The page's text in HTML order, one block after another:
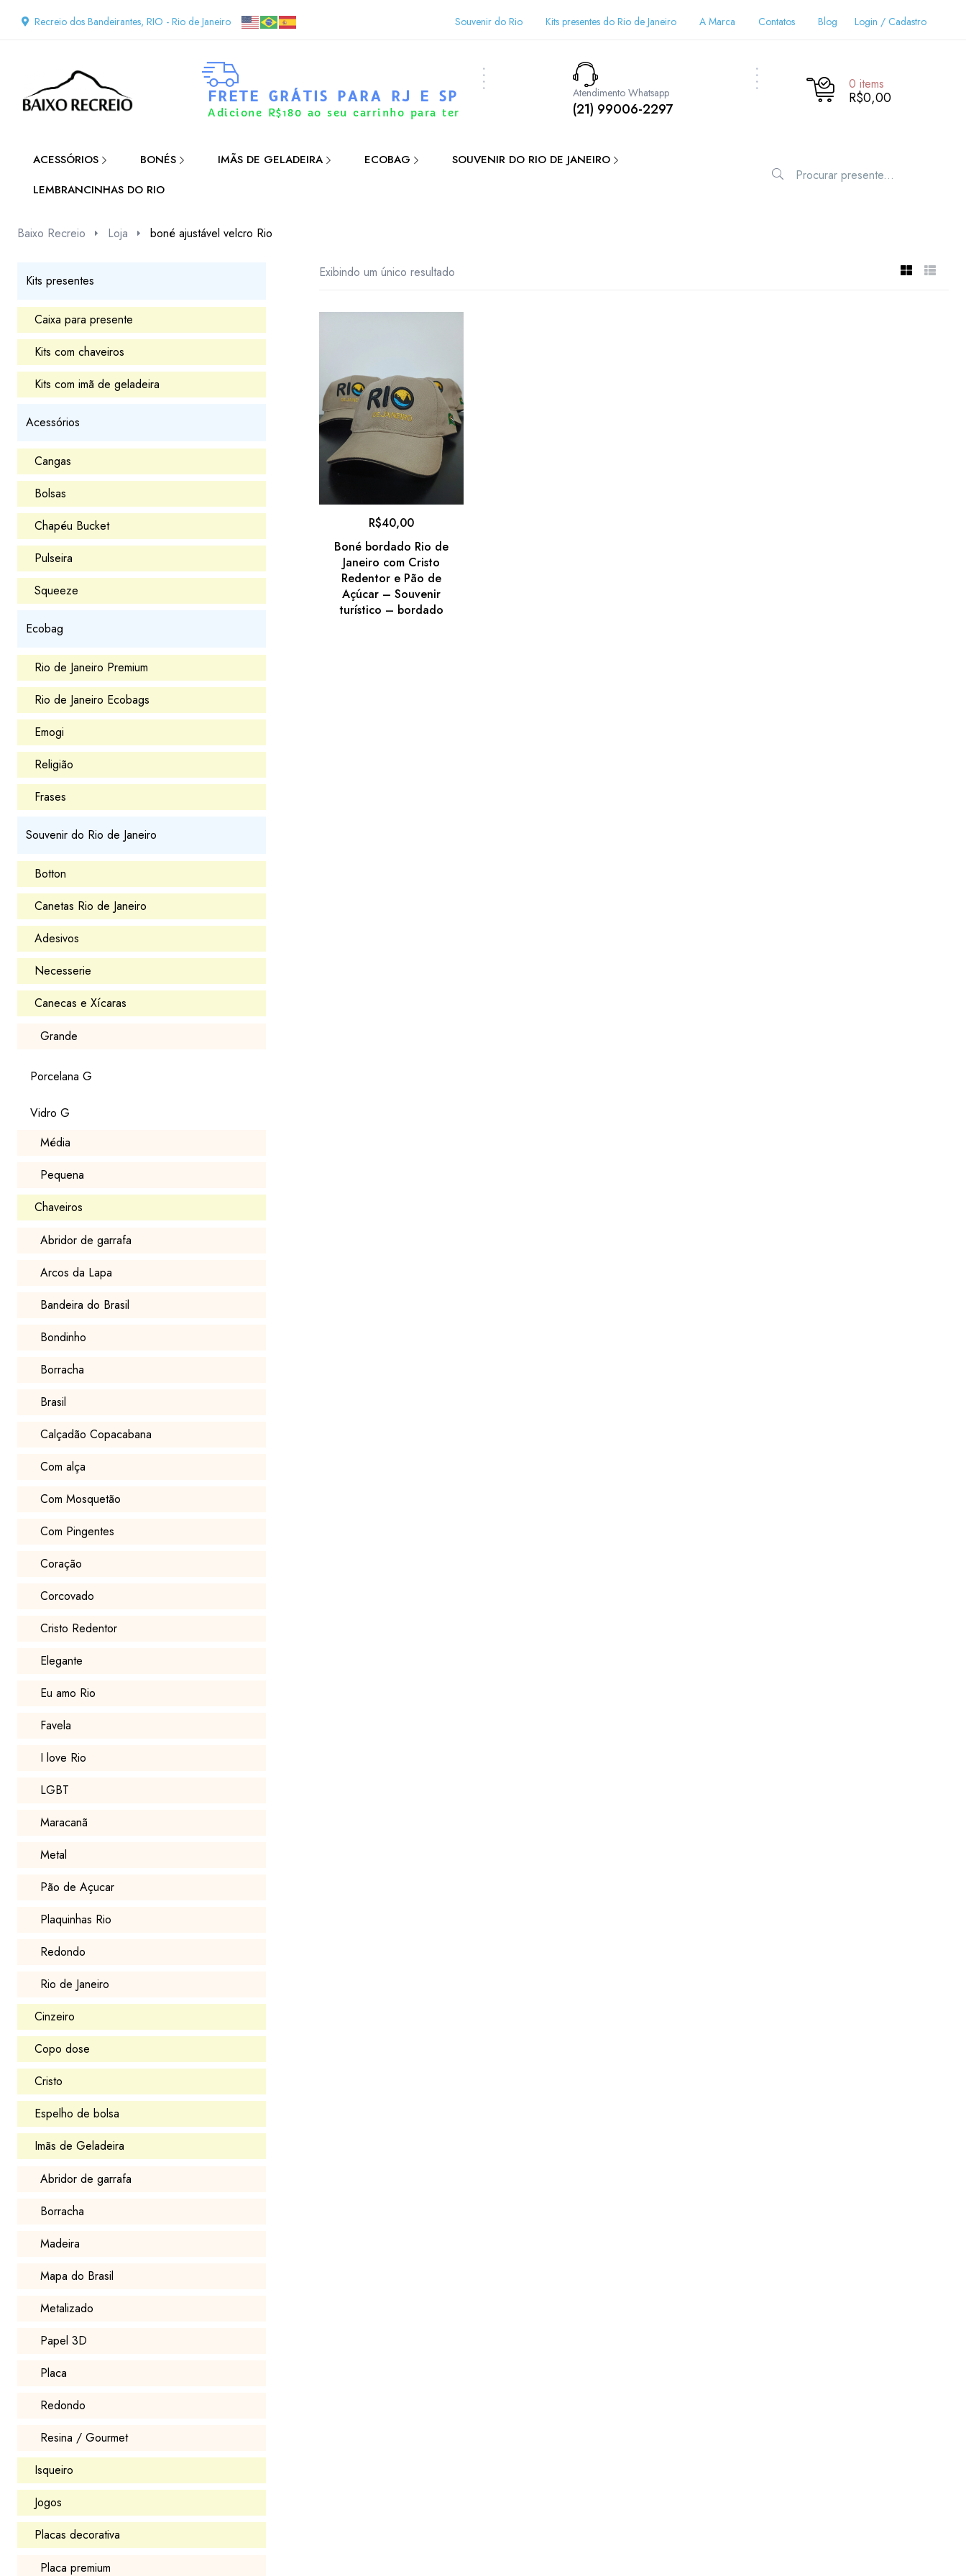
Recreio dos Bandeirantes, RIO - Rio de Janeiro Souvenir do Rio Kits presentes do Rio de Janeiro A Marca Contatos Blog Login / Cadastro
FRETE GRÁTIS PARA RJ E SP
Adicione R$180 ao seu carrinho para ter
Atendimento Whatsapp
(21) 99006-2297
0 items
R$0,00
ACESSÓRIOS BONÉS IMÃS DE GELADEIRA ECOBAG
SOUVENIR DO RIO DE JANEIRO
LEMBRANCINHAS DO RIO
Baixo Recreio Loja boné ajustável velcro Rio
Exibindo um único resultado
Boné bordado Rio de
Janeiro com Cristo
Redentor e Pão de
Açúcar – Souvenir
turístico – bordado
R$40,00
Kits presentes
Caixa para presente
Kits com chaveiros
Kits com imã de geladeira
Acessórios
Cangas
Bolsas
Chapéu Bucket
Pulseira
Squeeze
Ecobag
Rio de Janeiro Premium
Rio de Janeiro Ecobags
Emogi
Religião
Frases
Souvenir do Rio de Janeiro
Botton
Canetas Rio de Janeiro
Adesivos
Necesserie
Canecas e Xícaras
Grande
Porcelana G
Vidro G
Média
Pequena
Chaveiros
Abridor de garrafa
Arcos da Lapa
Bandeira do Brasil
Bondinho
Borracha
Brasil
Calçadão Copacabana
Com alça
Com Mosquetão
Com Pingentes
Coração
Corcovado
Cristo Redentor
Elegante
Eu amo Rio
Favela
I love Rio
LGBT
Maracanã
Metal
Pão de Açucar
Plaquinhas Rio
Redondo
Rio de Janeiro
Cinzeiro
Copo dose
Cristo
Espelho de bolsa
Imãs de Geladeira
Abridor de garrafa
Borracha
Madeira
Mapa do Brasil
Metalizado
Papel 3D
Placa
Redondo
Resina / Gourmet
Isqueiro
Jogos
Placas decorativa
Placa premium